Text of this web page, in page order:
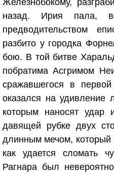
Железнобокому,
назад. Ирия пала,
предводительством
разбито у городка
бою. В той битве
побратима Асгримом
сражавшегося в
оказался на удивление
которым наносят удар
давящей рубке двух
длинным мечом, который
как удается сломать
Рагнара был